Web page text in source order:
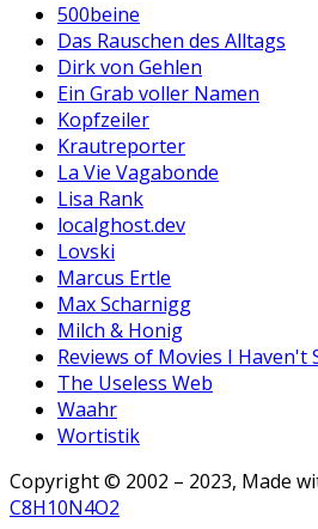
500beine
Das Rauschen des Alltags
Dirk von Gehlen
Ein Grab voller Namen
Kopfzeiler
Krautreporter
La Vie Vagabonde
Lisa Rank
localghost.dev
Lovski
Marcus Ertle
Max Scharnigg
Milch & Honig
Reviews of Movies I Haven't
The Useless Web
Waahr
Wortistik
Copyright © 2002 – 2023, Made
C8H10N4O2